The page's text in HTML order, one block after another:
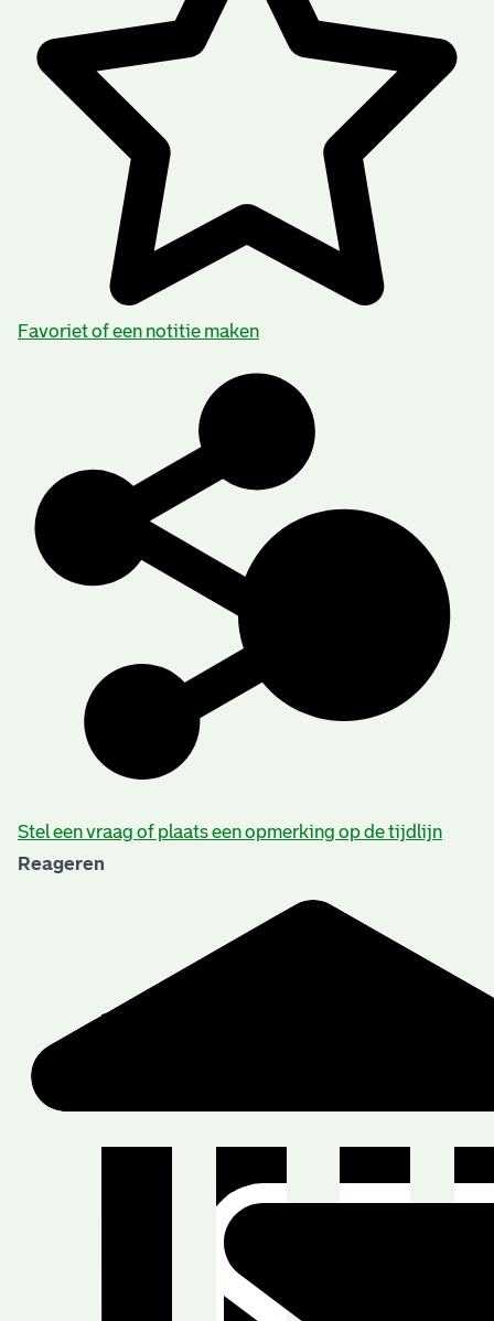
Favoriet of een notitie maken
Stel een vraag of plaats een opmerking op de tijdlijn
Reageren